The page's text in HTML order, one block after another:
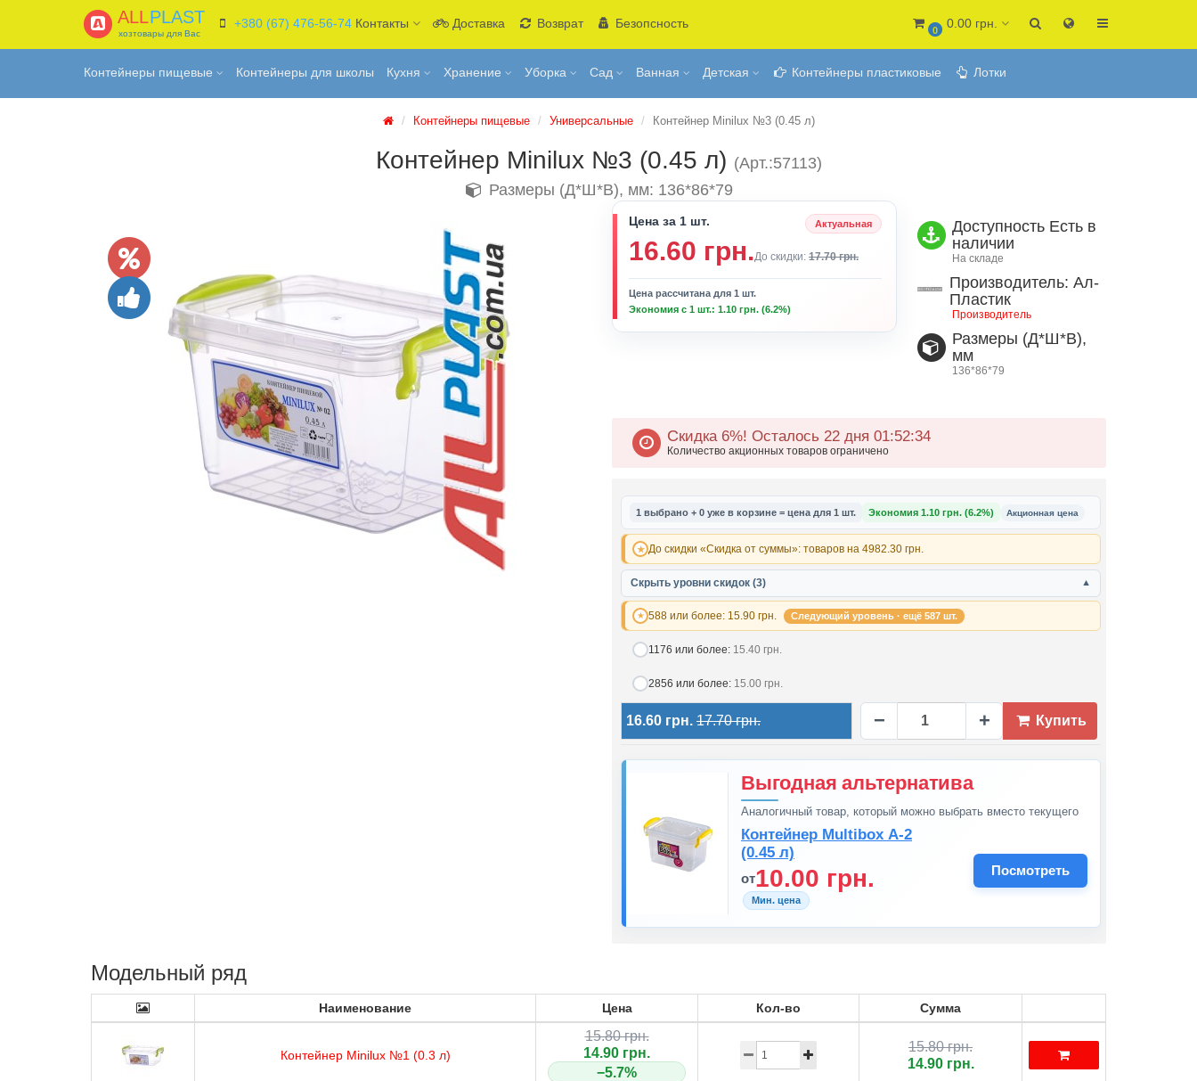
ALLPLAST
хозтовары для Вас
+380 (67) 476-56-74 Контакты Доставка Возврат Безопсность
0
0.00 грн.
Контейнеры пищевые Контейнеры для школы Кухня Хранение Уборка Сад Ванная Детская Контейнеры пластиковые Лотки
Контейнеры пищевые Универсальные Контейнер Minilux №3 (0.45 л)
Контейнер Minilux №3 (0.45 л) (Арт.:57113)
Размеры (Д*Ш*В), мм: 136*86*79
Цена за 1 шт. Актуальная
16.60 грн.До скидки: 17.70 грн.
Цена рассчитана для 1 шт.
Экономия с 1 шт.: 1.10 грн. (6.2%)
Доступность Есть в
наличии
На складе
Производитель: Ал-
Пластик
Производитель
Размеры (Д*Ш*В),
мм
136*86*79
Скидка 6%!Осталось 22 дня 01:52:32
Количество акционных товаров ограничено
1 выбрано + 0 уже в корзине = цена для 1 шт. Экономия 1.10 грн. (6.2%) Акционная цена
До скидки «Скидка от суммы»: товаров на 4982.30 грн.
Скрыть уровни скидок (3) ▼
588 или более: 15.90 грн. Следующий уровень · ещё 587 шт.
1176 или более: 15.40 грн.
2856 или более: 15.00 грн.
16.60 грн. 17.70 грн. Купить
− +
Выгодная альтернатива
Аналогичный товар, который можно выбрать вместо текущего
Контейнер Multibox А-2
(0.45 л)
от10.00 грн.
Мин. цена
Посмотреть
Модельный ряд
Наименование Цена Кол-во Сумма
Контейнер Minilux №1 (0.3 л)
15.80 грн.
14.90 грн.
−5.7%
15.80 грн.
14.90 грн.